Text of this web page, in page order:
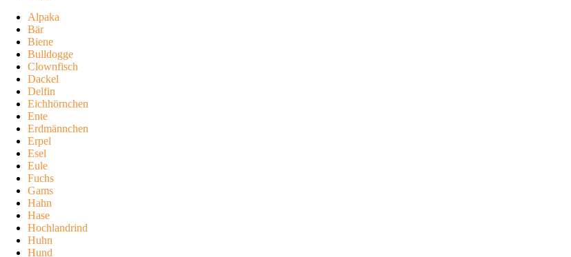
Alpaka
Bär
Biene
Bulldogge
Clownfisch
Dackel
Delfin
Eichhörnchen
Ente
Erdmännchen
Erpel
Esel
Eule
Fuchs
Gams
Hahn
Hase
Hochlandrind
Huhn
Hund